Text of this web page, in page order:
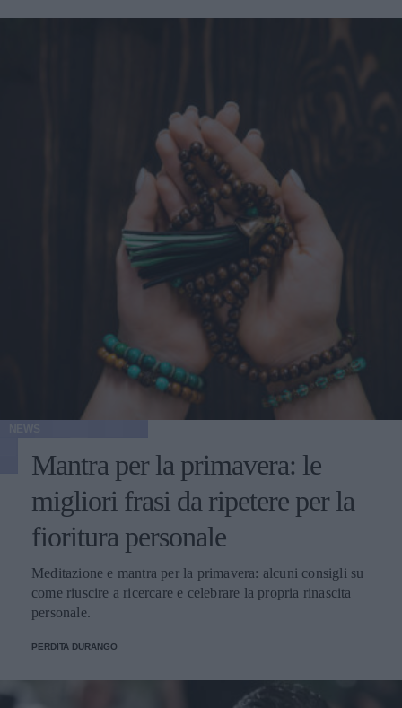
Mantra per la primavera: le
migliori frasi da ripetere per la
fioritura personale
Meditazione e mantra per la primavera: alcuni consigli su
come riuscire a ricercare e celebrare la propria rinascita
personale.
PERDITA DURANGO